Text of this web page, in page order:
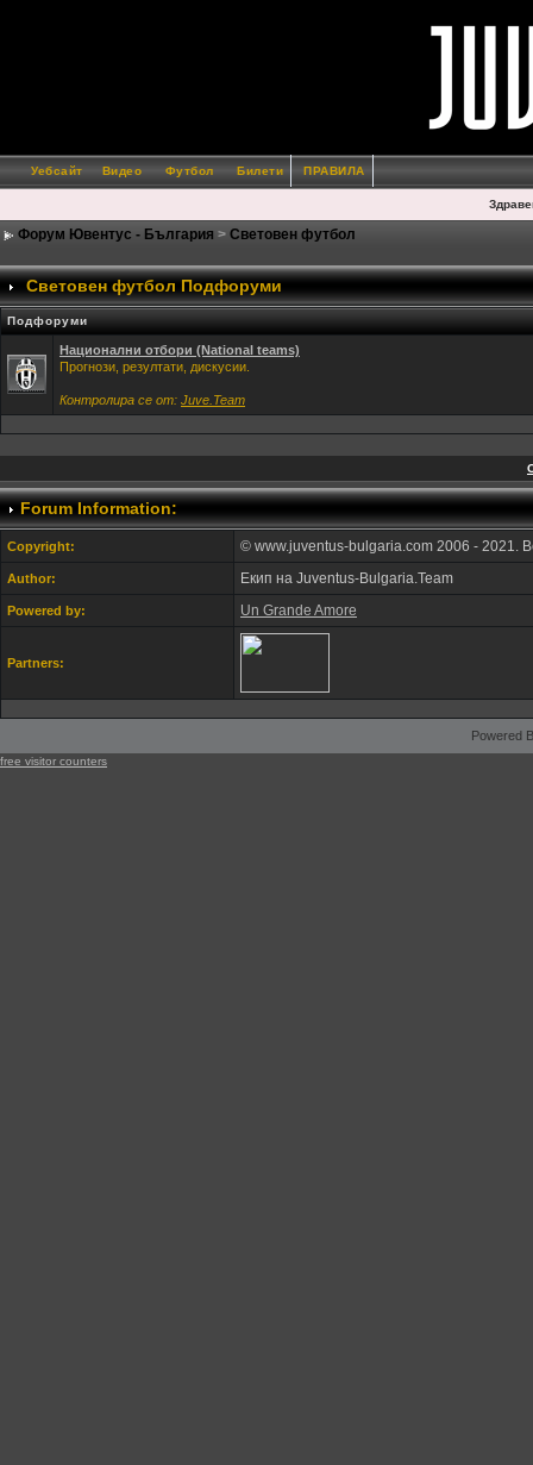
Уебсайт Видео Футбол Билети ПРАВИЛА
Форум Ювентус - България > Световен футбол
Световен футбол Подфоруми
Подфоруми
Национални отбори (National teams)
Прогнози, резултати, дискусии.
Контролира се от: Juve.Team
Forum Information:
Copyright: © www.juventus-bulgaria.com 2006 - 2021.
Author: Екип на Juventus-Bulgaria.Team
Powered by: Un Grande Amore
Partners:
Powered
free visitor counters